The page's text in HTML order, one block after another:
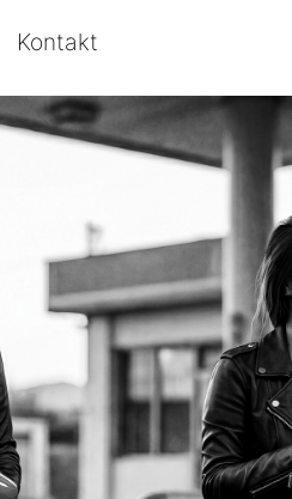
Kontakt